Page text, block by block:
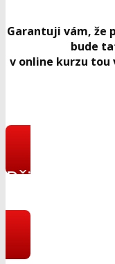
Garantuji vám, že
bude
v online kurzu
Přihlásit se
programu